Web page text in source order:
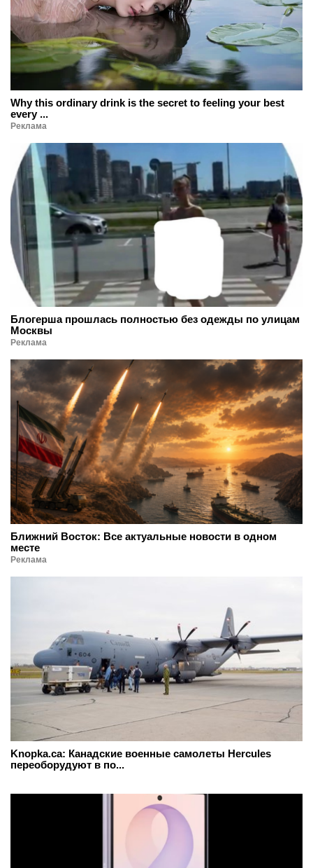
Why this ordinary drink is the secret to feeling your best
every ...
Реклама
Блогерша прошлась полностью без одежды по улицам
Москвы
Реклама
Ближний Восток: Все актуальные новости в одном
месте
Реклама
Knopka.ca: Канадские военные самолеты Hercules
переоборудуют в по...